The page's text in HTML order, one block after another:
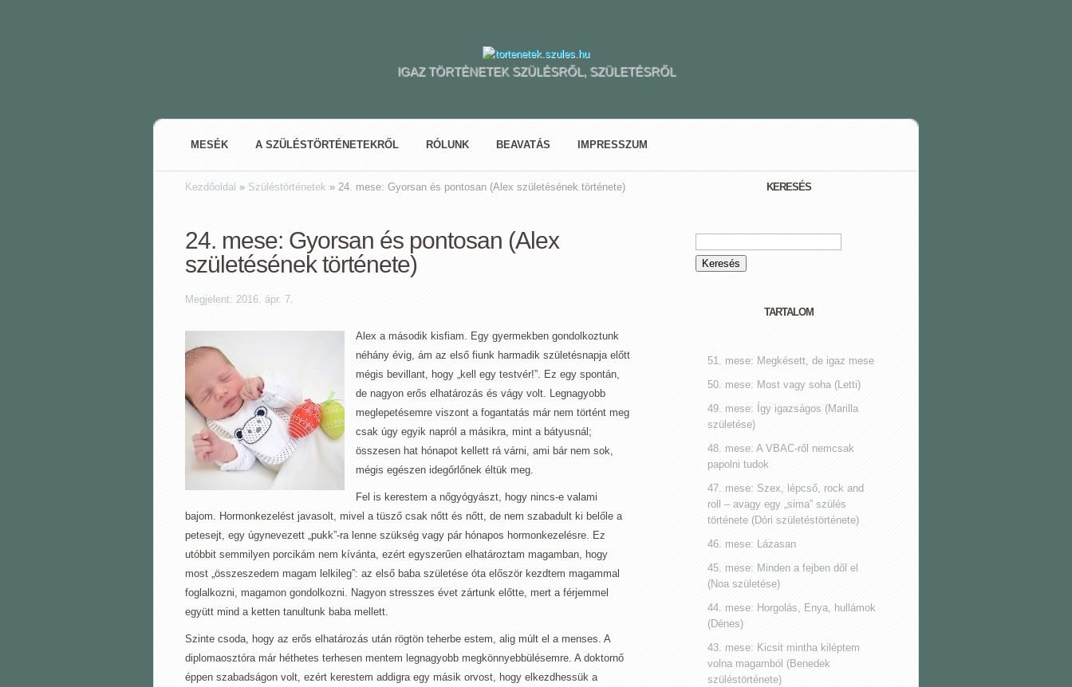
IGAZ TÖRTÉNETEK SZÜLÉSRŐL, SZÜLETÉSRŐL
MESÉK A SZÜLÉSTÖRTÉNETEKRŐL RÓLUNK BEAVATÁS IMPRESSZUM
Kezdőoldal » Szüléstörténetek » 24. mese: Gyorsan és pontosan (Alex születésének története)
24. mese: Gyorsan és pontosan (Alex
születésének története)
Megjelent: 2016. ápr. 7.
Alex a második kisfiam. Egy gyermekben gondolkoztunk
néhány évig, ám az első fiunk harmadik születésnapja előtt
mégis bevillant, hogy „kell egy testvér!”. Ez egy spontán,
de nagyon erős elhatározás és vágy volt. Legnagyobb
meglepetésemre viszont a fogantatás már nem történt meg
csak úgy egyik napról a másikra, mint a bátyusnál;
összesen hat hónapot kellett rá várni, ami bár nem sok,
mégis egészen idegőrlőnek éltük meg.
Fel is kerestem a nőgyógyászt, hogy nincs-e valami
bajom. Hormonkezelést javasolt, mivel a tüsző csak nőtt és nőtt, de nem szabadult ki belőle a
petesejt, egy úgynevezett „pukk”-ra lenne szükség vagy pár hónapos hormonkezelésre. Ez
utóbbit semmilyen porcikám nem kívánta, ezért egyszerűen elhatároztam magamban, hogy
most „összeszedem magam lelkileg”: az első baba születése óta először kezdtem magammal
foglalkozni, magamon gondolkozni. Nagyon stresszes évet zártunk előtte, mert a férjemmel
együtt mind a ketten tanultunk baba mellett.
Szinte csoda, hogy az erős elhatározás után rögtön teherbe estem, alig múlt el a menses. A
diplomaosztóra már héthetes terhesen mentem legnagyobb megkönnyebbülésemre. A doktornő
éppen szabadságon volt, ezért kerestem addigra egy másik orvost, hogy elkezdhessük a
KERESÉS
TARTALOM
51. mese: Megkésett, de igaz mese
50. mese: Most vagy soha (Letti)
49. mese: Így igazságos (Marilla
születése)
48. mese: A VBAC-ről nemcsak
papolni tudok
47. mese: Szex, lépcső, rock and
roll ‒ avagy egy „sima” szülés
története (Dóri születéstörténete)
46. mese: Lázasan
45. mese: Minden a fejben dől el
(Noa születése)
44. mese: Horgolás, Enya, hullámok
(Dénes)
43. mese: Kicsit mintha kiléptem
volna magamból (Benedek
szüléstörténete)